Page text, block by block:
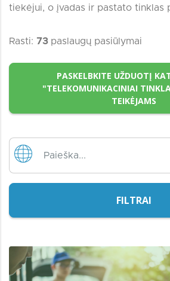
tiekėjui, o įvadas ir pastato tinklas
Rasti: 73paslaugų pasiūlymai
PASKELBKITE UŽDUOTĮ
"TELEKOMUNIKACINIAI
TEIKĖJAMS
FILTRAI